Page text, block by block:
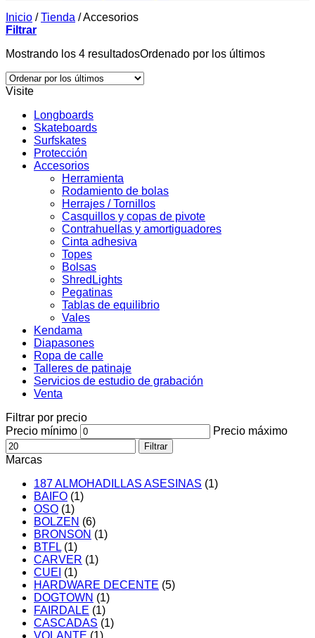
Inicio / Tienda /Accesorios
Filtrar
Mostrando los 4 resultadosOrdenado por los últimos
Visite
Longboards
Skateboards
Surfskates
Protección
Accesorios
Herramienta
Rodamiento de bolas
Herrajes / Tornillos
Casquillos y copas de pivote
Contrahuellas y amortiguadores
Cinta adhesiva
Topes
Bolsas
ShredLights
Pegatinas
Tablas de equilibrio
Vales
Kendama
Diapasones
Ropa de calle
Talleres de patinaje
Servicios de estudio de grabación
Venta
Filtrar por precio
Precio mínimo
Precio máximo
Filtrar
Marcas
187 ALMOHADILLAS ASESINAS (1)
BAIFO (1)
OSO (1)
BOLZEN (6)
BRONSON (1)
BTFL (1)
CARVER (1)
CUEI (1)
HARDWARE DECENTE (5)
DOGTOWN (1)
FAIRDALE (1)
CASCADAS (1)
VOLANTE (1)